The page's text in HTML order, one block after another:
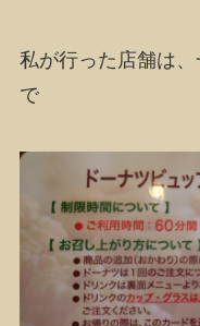
私が行った店舗は
で